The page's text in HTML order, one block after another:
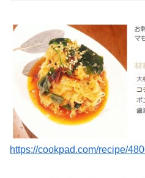
https://cookpad.com/recipe/